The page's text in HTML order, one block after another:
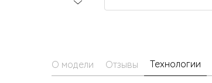
О модели Отзывы Технологии